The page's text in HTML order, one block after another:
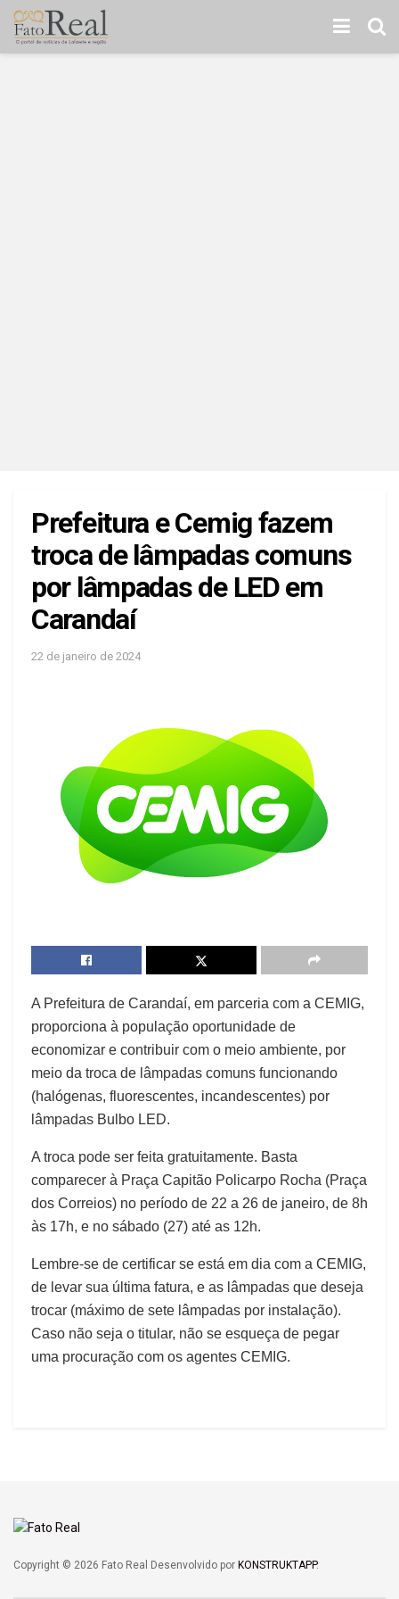
Prefeitura e Cemig fazem
troca de lâmpadas comuns
por lâmpadas de LED em
Carandaí
22 de janeiro de 2024
A Prefeitura de Carandaí, em parceria com a CEMIG,
proporciona à população oportunidade de
economizar e contribuir com o meio ambiente, por
meio da troca de lâmpadas comuns funcionando
(halógenas, fluorescentes, incandescentes) por
lâmpadas Bulbo LED.
A troca pode ser feita gratuitamente. Basta
comparecer à Praça Capitão Policarpo Rocha (Praça
dos Correios) no período de 22 a 26 de janeiro, de 8h
às 17h, e no sábado (27) até as 12h.
Lembre-se de certificar se está em dia com a CEMIG,
de levar sua última fatura, e as lâmpadas que deseja
trocar (máximo de sete lâmpadas por instalação).
Caso não seja o titular, não se esqueça de pegar
uma procuração com os agentes CEMIG.
Copyright © 2026 Fato Real Desenvolvido por KONSTRUKTAPP.